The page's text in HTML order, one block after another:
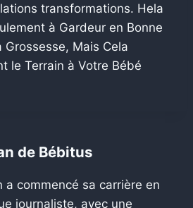
transformations. Hela
à Gardeur en Bonne
Mais Cela
le Terrain à Votre Bébé
de Bébitus
a commencé sa carrière en
journaliste, avec une